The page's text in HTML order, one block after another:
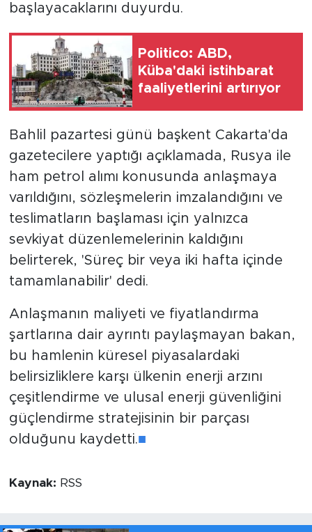
başlayacaklarını duyurdu.
Politico: ABD,
Küba'daki istihbarat
faaliyetlerini artırıyor
Bahlil pazartesi günü başkent Cakarta'da
gazetecilere yaptığı açıklamada, Rusya ile
ham petrol alımı konusunda anlaşmaya
varıldığını, sözleşmelerin imzalandığını ve
teslimatların başlaması için yalnızca
sevkiyat düzenlemelerinin kaldığını
belirterek, 'Süreç bir veya iki hafta içinde
tamamlanabilir' dedi.
Anlaşmanın maliyeti ve fiyatlandırma
şartlarına dair ayrıntı paylaşmayan bakan,
bu hamlenin küresel piyasalardaki
belirsizliklere karşı ülkenin enerji arzını
çeşitlendirme ve ulusal enerji güvenliğini
güçlendirme stratejisinin bir parçası
olduğunu kaydetti.■
Kaynak: RSS
Xinhua Türkiye
Seyahat